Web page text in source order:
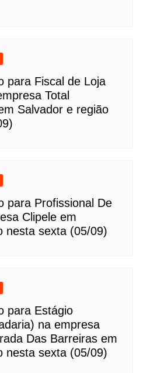
para Fiscal de Loja
Total
Salvador e região
para Profissional De
Clipele em
nesta sexta (05/09)
para Estágio
na empresa
Das Barreiras em
nesta sexta (05/09)